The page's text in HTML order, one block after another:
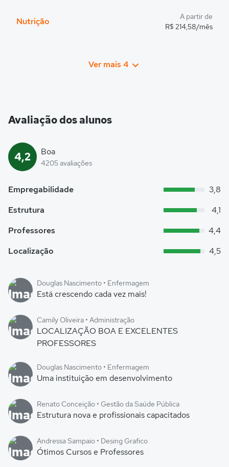
Nutrição
A partir de
R$ 214,58/mês
Ver mais 4
Avaliação dos alunos
4,2 Boa
4205 avaliações
Empregabilidade
3,8
Estrutura
4,1
Professores
4,4
Localização
4,5
Douglas Nascimento • Enfermagem
Está crescendo cada vez mais!
Camily Oliveira • Administração
LOCALIZAÇÃO BOA E EXCELENTES
PROFESSORES
Douglas Nascimento • Enfermagem
Uma instituição em desenvolvimento
Renato Conceição • Gestão da Saúde Pública
Estrutura nova e profissionais capacitados
Andressa Sampaio • Desing Grafico
Ótimos Cursos e Professores